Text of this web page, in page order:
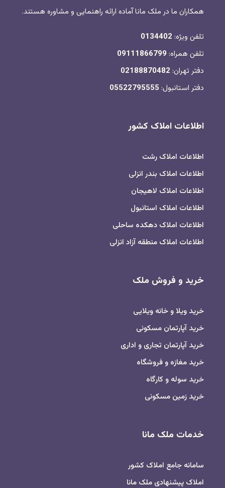
همکاران ما در ملک مانا آماده ارائه راهنمایی و مشاوره هستند.
تلفن ویژه: 0134402
تلفن همراه: 09111866799
دفتر تهران: 02188870482
دفتر استانبول: 05522795555
اطلاعات املاک کشور
اطلاعات املاک رشت
اطلاعات املاک بندر انزلی
اطلاعات املاک لاهیجان
اطلاعات املاک استانبول
اطلاعات املاک دهکده ساحلی
اطلاعات املاک منطقه آزاد انزلی
خرید و فروش ملک
خرید ویلا و خانه ویلایی
خرید آپارتمان مسکونی
خرید آپارتمان تجاری و اداری
خرید مغازه و فروشگاه
خرید سوله و کارگاه
خرید زمین مسکونی
خدمات ملک مانا
سامانه جامع املاک کشور
املاک پیشنهادی ملک مانا